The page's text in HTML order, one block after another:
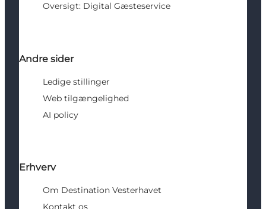
Oversigt: Digital Gæsteservice
Andre sider
Ledige stillinger
Web tilgængelighed
AI policy
Erhverv
Om Destination Vesterhavet
Kontakt os